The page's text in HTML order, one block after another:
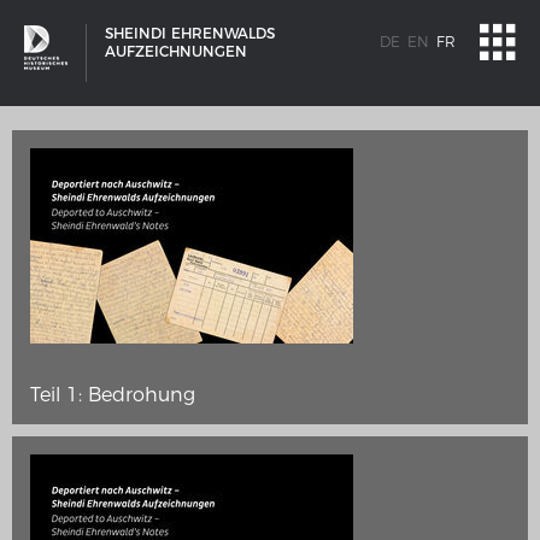
SHEINDI EHRENWALDS
AUFZEICHNUNGEN
DE EN FR
Entwicklungen im europäischen Schiffbau
Teil 1: Bedrohung